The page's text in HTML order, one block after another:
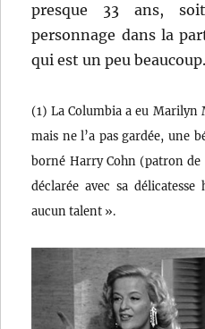
presque 33 ans,
personnage dans la
qui est un peu
(1) La Columbia a eu Marilyn
mais ne l’a pas gardée, une
borné Harry Cohn (patron de
déclarée avec sa
aucun talent ».